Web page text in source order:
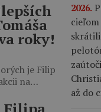
roky!
je Filip
na…
2026.
až do